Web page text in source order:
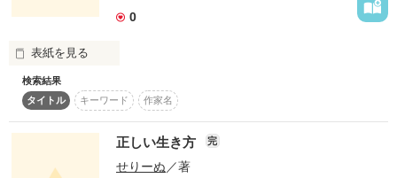
0
表紙を見る
皆さんは自分の
生き様を語れますか??
検索結果
タイトル
キーワード 作家名
正しい生き方 完
せりーぬ ／著